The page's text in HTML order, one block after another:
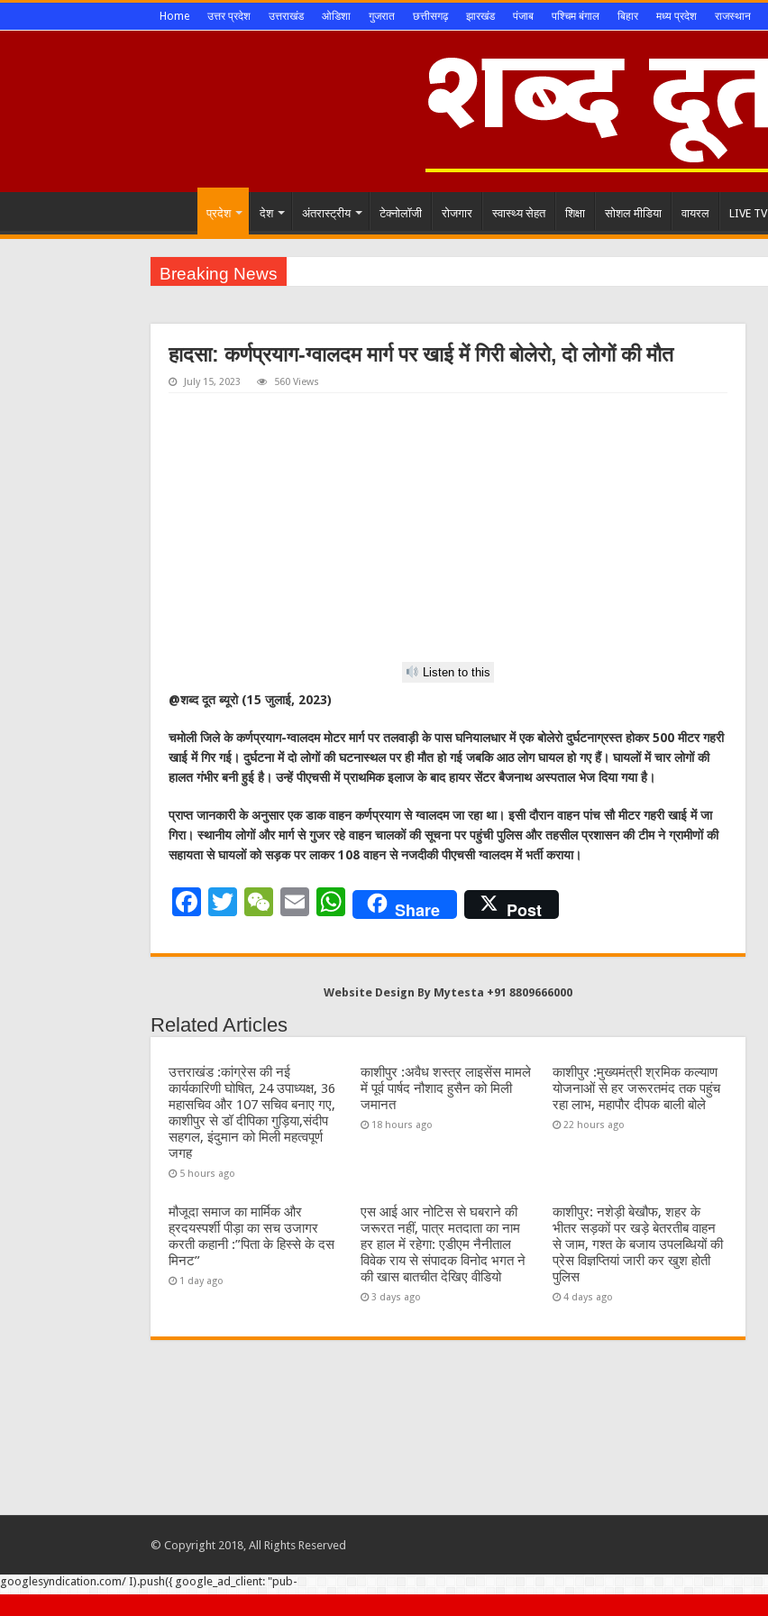
Home उत्तर प्रदेश उत्तराखंड ओडिशा गुजरात छत्तीसगढ़ झारखंड पंजाब पश्चिम बंगाल बिहार मध्य प्रदेश राजस्थान
प्रदेश देश अंतरास्ट्रीय टेक्नोलॉजी रोजगार स्वास्थ्य सेहत शिक्षा सोशल मीडिया वायरल LIVE TV
Breaking News
हादसा: कर्णप्रयाग-ग्वालदम मार्ग पर खाई में गिरी बोलेरो, दो लोगों की मौत
July 15, 2023 560 Views
Listen to this
@शब्द दूत ब्यूरो (15 जुलाई, 2023)
चमोली जिले के कर्णप्रयाग-ग्वालदम मोटर मार्ग पर तलवाड़ी के पास घनियालधार में एक बोलेरो दुर्घटनाग्रस्त होकर 500 मीटर गहरी
खाई में गिर गई। दुर्घटना में दो लोगों की घटनास्थल पर ही मौत हो गई जबकि आठ लोग घायल हो गए हैं। घायलों में चार लोगों की
हालत गंभीर बनी हुई है। उन्हें पीएचसी में प्राथमिक इलाज के बाद हायर सेंटर बैजनाथ अस्पताल भेज दिया गया है।
प्राप्त जानकारी के अनुसार एक डाक वाहन कर्णप्रयाग से ग्वालदम जा रहा था। इसी दौरान वाहन पांच सौ मीटर गहरी खाई में जा
गिरा। स्थानीय लोगों और मार्ग से गुजर रहे वाहन चालकों की सूचना पर पहुंची पुलिस और तहसील प्रशासन की टीम ने ग्रामीणों की
सहायता से घायलों को सड़क पर लाकर 108 वाहन से नजदीकी पीएचसी ग्वालदम में भर्ती कराया।
F
c
b
o
o
k
T
it
r
W
C
at
E
ai
W
h
at
s
p
p
Share Post
Website Design By Mytesta +91 8809666000
Related Articles
उत्तराखंड :कांग्रेस की नई
कार्यकारिणी घोषित, 24 उपाध्यक्ष, 36
महासचिव और 107 सचिव बनाए गए,
काशीपुर से डॉ दीपिका गुड़िया,संदीप
सहगल, इंदुमान को मिली महत्वपूर्ण
जगह
5 hours ago
काशीपुर :अवैध शस्त्र लाइसेंस मामले
में पूर्व पार्षद नौशाद हुसैन को मिली
जमानत
18 hours ago
काशीपुर :मुख्यमंत्री श्रमिक कल्याण
योजनाओं से हर जरूरतमंद तक पहुंच
रहा लाभ, महापौर दीपक बाली बोले
22 hours ago
मौजूदा समाज का मार्मिक और
ह्रदयस्पर्शी पीड़ा का सच उजागर
करती कहानी :”पिता के हिस्से के दस
मिनट”
1 day ago
एस आई आर नोटिस से घबराने की
जरूरत नहीं, पात्र मतदाता का नाम
हर हाल में रहेगा: एडीएम नैनीताल
विवेक राय से संपादक विनोद भगत ने
की खास बातचीत देखिए वीडियो
3 days ago
काशीपुर: नशेड़ी बेखौफ, शहर के
भीतर सड़कों पर खड़े बेतरतीब वाहन
से जाम, गश्त के बजाय उपलब्धियों की
प्रेस विज्ञप्तियां जारी कर खुश होती
पुलिस
4 days ago
© Copyright 2018, All Rights Reserved
googlesyndication.com/ I).push({ google_ad_client: "pub-